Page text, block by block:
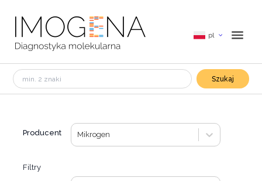
pl
Szukaj
Producent Mikrogen
Filtry